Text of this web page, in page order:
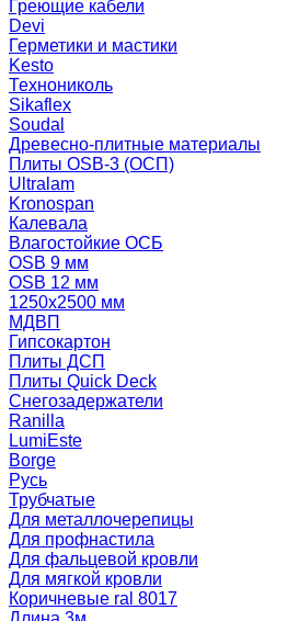
Греющие кабели
Devi
Герметики и мастики
Kesto
Технониколь
Sikaflex
Soudal
Древесно-плитные материалы
Плиты OSB-3 (ОСП)
Ultralam
Kronospan
Калевала
Влагостойкие ОСБ
OSB 9 мм
OSB 12 мм
1250х2500 мм
МДВП
Гипсокартон
Плиты ДСП
Плиты Quick Deck
Снегозадержатели
Ranilla
LumiEste
Borge
Русь
Трубчатые
Для металлочерепицы
Для профнастила
Для фальцевой кровли
Для мягкой кровли
Коричневые ral 8017